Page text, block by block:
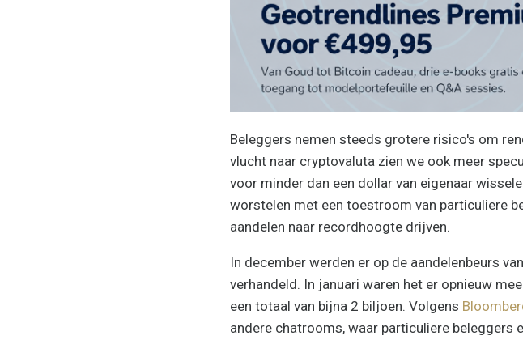
Beleggers nemen steeds grotere risico's om
vlucht naar cryptovaluta zien we ook meer
voor minder dan een dollar van eigenaar
worstelen met een toestroom van particuliere
aandelen naar recordhoogte drijven.
In december werden er op de aandelenbeurs
verhandeld. In januari waren het er opnieuw
een totaal van bijna 2 biljoen. Volgens
andere chatrooms, waar particuliere beleggers